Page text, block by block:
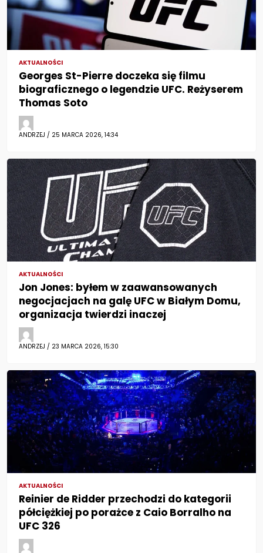
AKTUALNOŚCI
Georges St-Pierre doczeka się filmu
biograficznego o legendzie UFC. Reżyserem
Thomas Soto
ANDRZEJ / 25 MARCA 2026, 14:34
AKTUALNOŚCI
Jon Jones: byłem w zaawansowanych
negocjacjach na galę UFC w Białym Domu,
organizacja twierdzi inaczej
ANDRZEJ / 23 MARCA 2026, 15:30
AKTUALNOŚCI
Reinier de Ridder przechodzi do kategorii
półciężkiej po porażce z Caio Borralho na
UFC 326